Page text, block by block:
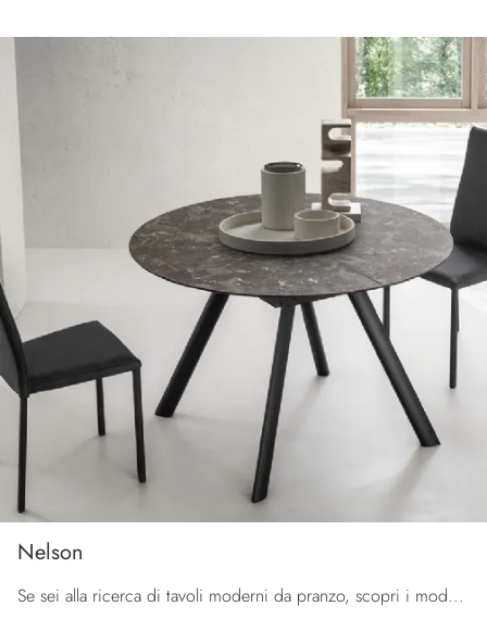
Nelson
Se sei alla ricerca di tavoli moderni da pranzo, scopri i modelli allungabili di La Primavera: clicca e scopri il modello Nelson in HPL.